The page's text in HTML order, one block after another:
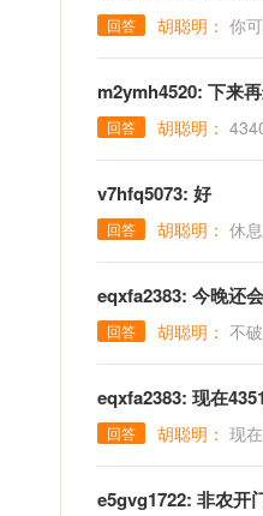
回答 胡聪明： 你
m2ymh4520: 下来
回答 胡聪明：
v7hfq5073: 好
回答 胡聪明： 休息
eqxfa2383: 今晚还
回答 胡聪明： 不
eqxfa2383: 现在
回答 胡聪明： 现
e5gvg1722: 非农开